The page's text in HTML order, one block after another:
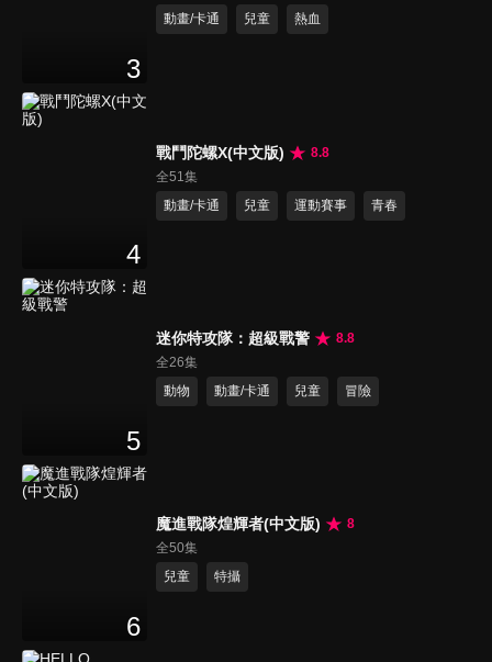
3
動畫/卡通
兒童 熱血
4
戰鬥陀螺X(中文版)
8.8
全51集
動畫/卡通
兒童 運動賽事 青春
5
迷你特攻隊：超級戰警
8.8
全26集
動物
動畫/卡通 兒童 冒險
6
魔進戰隊煌輝者(中文版)
8
全50集
兒童
特攝